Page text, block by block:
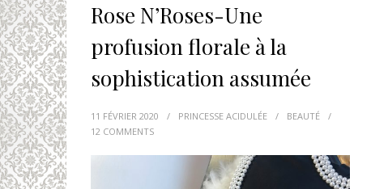
Rose N’Roses-Une
profusion florale à la
sophistication assumée
11 FÉVRIER 2020 / PRINCESSE ACIDULÉE / BEAUTÉ
/
12 COMMENTS